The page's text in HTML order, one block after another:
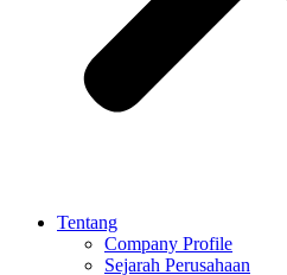
Tentang
Company Profile
Sejarah Perusahaan